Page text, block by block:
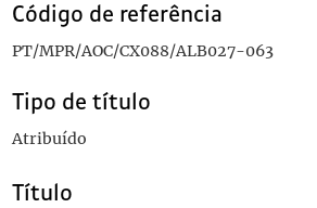
Código de referência
PT/MPR/AOC/CX088/ALB027-063
Tipo de título
Atribuído
Título